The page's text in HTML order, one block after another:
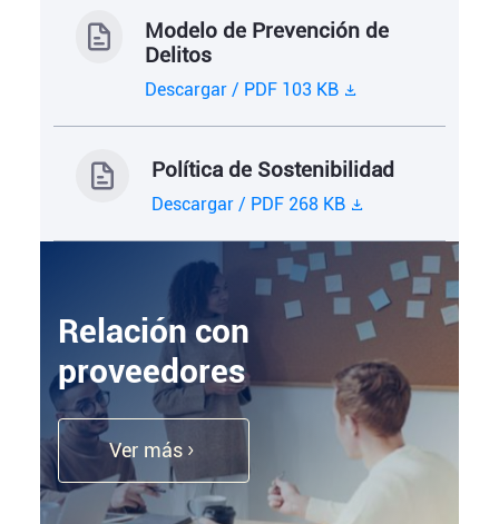
Modelo de Prevención de
Delitos
Descargar / PDF 103 KB
Política de Sostenibilidad
Descargar / PDF 268 KB
Relación con
proveedores
Ver más